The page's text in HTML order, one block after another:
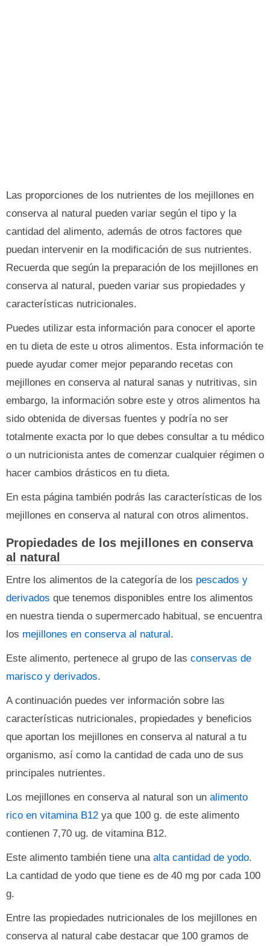
Las proporciones de los nutrientes de los mejillones en
conserva al natural pueden variar según el tipo y la
cantidad del alimento, además de otros factores que
puedan intervenir en la modificación de sus nutrientes.
Recuerda que según la preparación de los mejillones en
conserva al natural, pueden variar sus propiedades y
características nutricionales.
Puedes utilizar esta información para conocer el aporte
en tu dieta de este u otros alimentos. Esta información te
puede ayudar comer mejor peparando recetas con
mejillones en conserva al natural sanas y nutritivas, sin
embargo, la información sobre este y otros alimentos ha
sido obtenida de diversas fuentes y podría no ser
totalmente exacta por lo que debes consultar a tu médico
o un nutricionista antes de comenzar cualquier régimen o
hacer cambios drásticos en tu dieta.
En esta página también podrás las características de los
mejillones en conserva al natural con otros alimentos.
Propiedades de los mejillones en conserva
al natural
Entre los alimentos de la categoría de los pescados y
derivados que tenemos disponibles entre los alimentos
en nuestra tienda o supermercado habitual, se encuentra
los mejillones en conserva al natural.
Este alimento, pertenece al grupo de las conservas de
marisco y derivados.
A continuación puedes ver información sobre las
características nutricionales, propiedades y beneficios
que aportan los mejillones en conserva al natural a tu
organismo, así como la cantidad de cada uno de sus
principales nutrientes.
Los mejillones en conserva al natural son un alimento
rico en vitamina B12 ya que 100 g. de este alimento
contienen 7,70 ug. de vitamina B12.
Este alimento también tiene una alta cantidad de yodo.
La cantidad de yodo que tiene es de 40 mg por cada 100
g.
Entre las propiedades nutricionales de los mejillones en
conserva al natural cabe destacar que 100 gramos de